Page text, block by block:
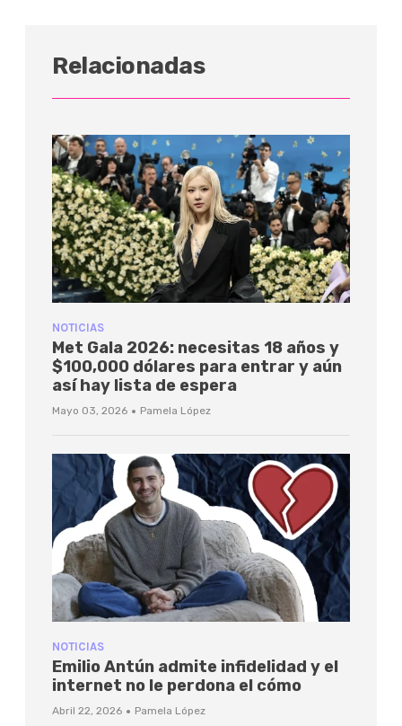
Relacionadas
NOTICIAS
Met Gala 2026: necesitas 18 años y
$100,000 dólares para entrar y aún
así hay lista de espera
Mayo 03, 2026 · Pamela López
NOTICIAS
Emilio Antún admite infidelidad y el
internet no le perdona el cómo
Abril 22, 2026 · Pamela López